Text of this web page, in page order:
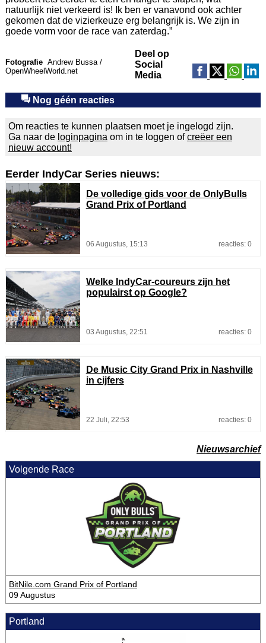
natuurlijk niet verkeerd is! Ik ben er vanavond ook achter
gekomen dat de vizierkeuze erg belangrijk is. We zijn in
goede vorm voor de race van zaterdag.”
Fotografie Andrew Bussa /
OpenWheelWorld.net
Deel op
Social
Media
Nog géén reacties
Om reacties te kunnen plaatsen moet je ingelogd zijn.
Ga naar de loginpagina om in te loggen ofcreëer een
nieuw account!
Eerder IndyCar Series nieuws:
De volledige gids voor de OnlyBulls
Grand Prix of Portland
06 Augustus, 15:13 reacties: 0
Welke IndyCar-coureurs zijn het
populairst op Google?
03 Augustus, 22:51 reacties: 0
De Music City Grand Prix in Nashville
in cijfers
22 Juli, 22:53 reacties: 0
Nieuwsarchief
Volgende Race
BitNile.com Grand Prix of Portland
09 Augustus
Portland